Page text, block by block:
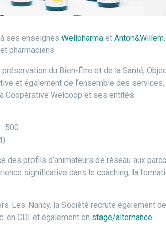
ses enseignes Wellpharma et Anton&Willem
pharmaciens.
du Bien-Être et de la Santé,
et également de l’ensemble des
Coopérative Welcoop et ses entités.
500
des profils d’animateurs de réseau aux
significative dans le coaching, la
Les-Nancy, la Société recrute également
en CDI et également en stage/alternance.